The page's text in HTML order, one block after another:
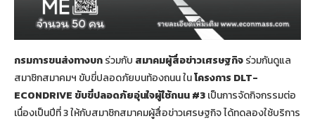
กรมการขนส่งทางบกร่วมกับ สมาคมผู้สื่อข่าวเศรษฐกิจร่วมกันดูแล
สมาชิกสมาคมฯ ขับขี่ปลอดภัยบนท้องถนน ในโครงการ DLT-
ECONDRIVE ขับขี่ปลอดภัยอุ่นใจผู้ใช้ถนน #3เป็นการจัดกิจกรรมต่อ
เนื่องเป็นปีที่ 3 ให้กับสมาชิกสมาคมผู้สื่อข่าวเศรษฐกิจ ได้ทดลองใช้บริการ